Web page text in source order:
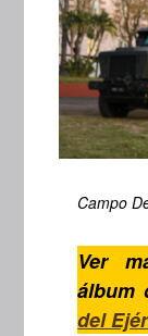
Campo
Ver
álbum
del